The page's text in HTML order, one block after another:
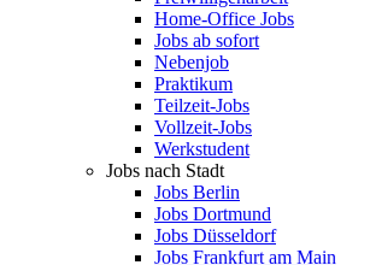
Home-Office Jobs
Jobs ab sofort
Nebenjob
Praktikum
Teilzeit-Jobs
Vollzeit-Jobs
Werkstudent
Jobs nach Stadt
Jobs Berlin
Jobs Dortmund
Jobs Düsseldorf
Jobs Frankfurt am Main